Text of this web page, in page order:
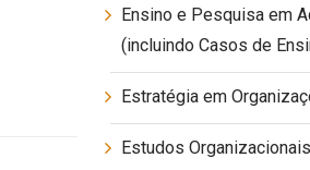
Ensino e Pesquisa em
(incluindo Casos de
Estratégia em
Estudos Organizacionais